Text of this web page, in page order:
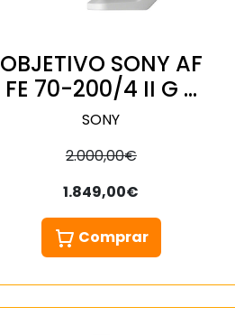
OBJETIVO SONY AF
FE 70-200/4 II G …
SONY
2.000,00€
1.849,00€
Comprar